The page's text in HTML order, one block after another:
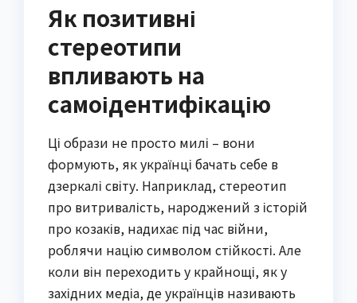
Як позитивні
стереотипи
впливають на
самоідентифікацію
Ці образи не просто милі – вони
формують, як українці бачать себе в
дзеркалі світу. Наприклад, стереотип
про витривалість, народжений з історій
про козаків, надихає під час війни,
роблячи націю символом стійкості. Але
коли він переходить у крайнощі, як у
західних медіа, де українців називають